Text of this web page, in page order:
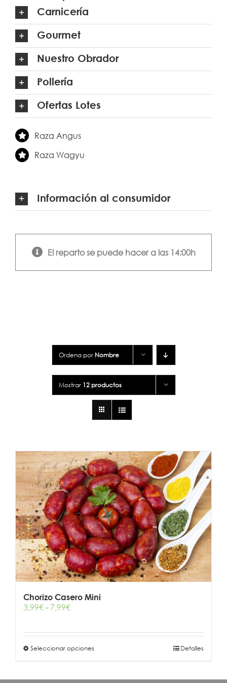
Ordena por Nombre
Mostrar 12 productos
Chorizo Casero Mini
3,99€- 7,99€Rango
desde
3,99€
Seleccionar opciones
múltiples
Detalles
Carnicería
Gourmet
Nuestro Obrador
Pollería
Ofertas Lotes
Raza Angus
Raza Wagyu
Información al consumidor
El reparto se puede hacer a las 14:00h